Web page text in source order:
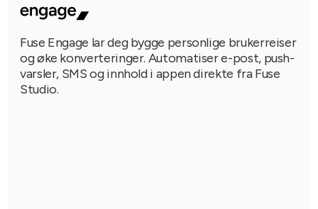
Fuse Engage lar deg bygge personlige brukerreiser
og øke konverteringer. Automatiser e-post, push-
varsler, SMS og innhold i appen direkte fra Fuse
Studio.